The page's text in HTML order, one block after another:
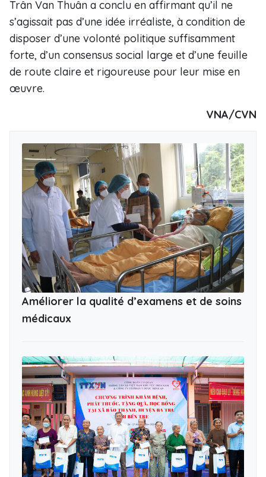
Trân Van Thuân a conclu en affirmant qu’il ne
s’agissait pas d’une idée irréaliste, à condition de
disposer d’une volonté politique suffisamment
forte, d’un consensus social large et d’une feuille
de route claire et rigoureuse pour leur mise en
œuvre.
VNA/CVN
Améliorer la qualité d’examens et de soins
médicaux